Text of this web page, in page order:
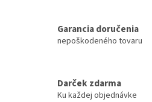
Garancia doručenia
nepoškodeného tovaru
Darček zdarma
Ku každej objednávke